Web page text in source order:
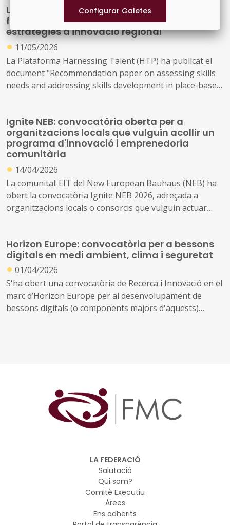
competitiu, i l'ús de l'energia de manera eficient,
sostenible i inclusiva.
La UE publica una guia per integrar la
formació i les competències en les
estratègies d'innovació regional
● 11/05/2026
La Plataforma Harnessing Talent (HTP) ha publicat el
document "Recommendation paper on assessing skills
needs and addressing skills development in place-based
plataforma. El document ofereix orientacions pràctiques
a responsables polítics, autoritats de gestió i actors
regionals i locals sobre com enfortir la intel·ligència de
competències i vincular l'aprenentatge al llarg de la vida
amb les estratègies d'especialització intel·ligent (S3) i les
missions territorials.
Ignite NEB: convocatòria oberta per a
organitzacions locals que vulguin acollir un
programa d'innovació i emprenedoria
comunitària
● 14/04/2026
La comunitat EIT del New European Bauhaus (NEB) ha
obert la convocatòria Ignite NEB 2026, adreçada a
organitzacions locals o consorcis que vulguin actuar
Bauhaus: sostenibilitat, bellesa i inclusió.
Horizon Europe: convocatòria per a bessons
digitals en medi ambient, clima i seguretat
● 01/04/2026
S'ha obert una convocatòria de Recerca i Innovació en el
marc d’Horizon Europe per al desenvolupament de
bessons digitals (o components majors d'aquests)
LA FEDERACIÓ
Salutació
Qui som?
Comitè Executiu
Àrees
Ens adherits